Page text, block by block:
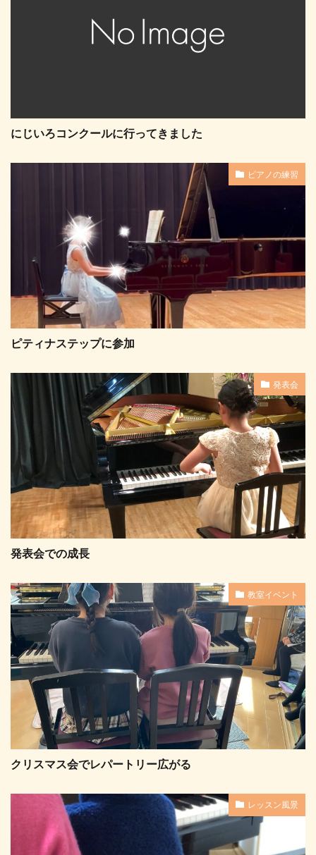
にじいろコンクールに行ってきました
ピアノの練習
ピティナステップに参加
発表会
発表会での成長
教室イベント
クリスマス会でレパートリー広がる
レッスン風景